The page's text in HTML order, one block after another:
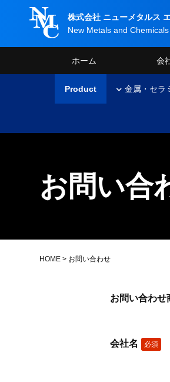
株式会社 ニューメタルス
New Metals and
ホーム 会
Product 金属・セラ
お問い合
HOME > お問い合わせ
お問い合わせ
会社名 必須